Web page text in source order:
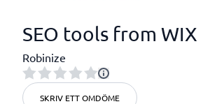
SEO tools from WIX
Robinize
SKRIV ETT OMDÖME